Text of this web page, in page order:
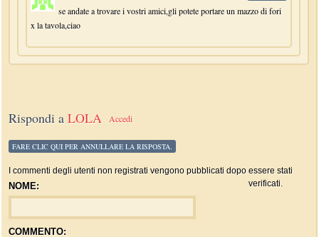
se andate a trovare i vostri amici,gli potete portare un mazzo di fori
x la tavola,ciao
Rispondi aLOLA Accedi
FARE CLIC QUI PER ANNULLARE LA RISPOSTA.
I commenti degli utenti non registrati vengono pubblicati dopo essere stati
verificati.
NOME:
COMMENTO: